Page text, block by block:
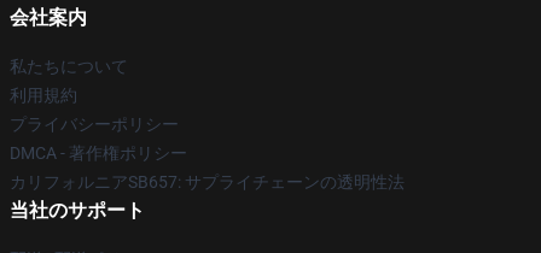
会社案内
私たちについて
利用規約
プライバシーポリシー
DMCA - 著作権ポリシー
カリフォルニアSB657: サプライチェーンの透明性法
当社のサポート